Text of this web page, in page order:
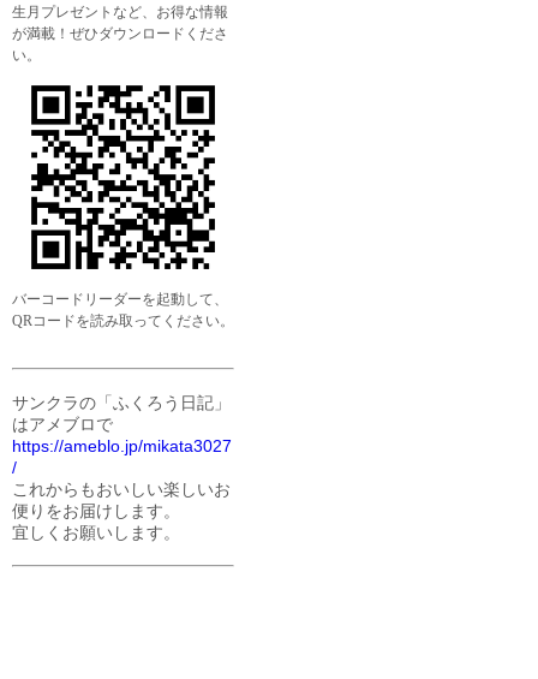
生月プレゼントなど、お得な情報
が満載！ぜひダウンロードくださ
い。
バーコードリーダーを起動して、
QRコードを読み取ってください。
サンクラの「ふくろう日記」
はアメブロで
https://ameblo.jp/mikata3027
/
これからもおいしい楽しいお
便りをお届けします。
宜しくお願いします。